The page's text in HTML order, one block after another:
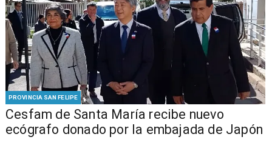
PROVINCIA SAN FELIPE
Cesfam de Santa María recibe nuevo
ecógrafo donado por la embajada de Japón